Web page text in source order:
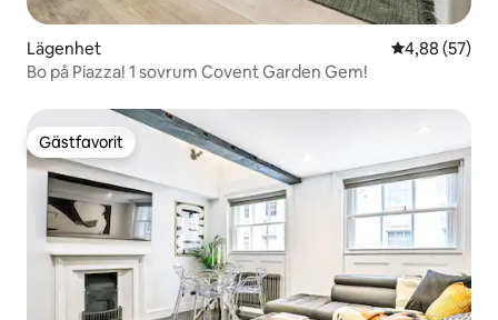
Lägenhet 4,88 av 5 i
4,88 (57)
Bo på Piazza! 1 sovrum Covent Garden Gem!
Gästfavorit
Gästfavorit